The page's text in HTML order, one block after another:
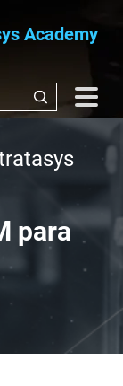
Academy
para